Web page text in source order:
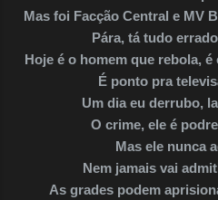
Mas foi Facção Central e MV
Pára, tá tudo
Hoje é o homem que rebola,
É ponto pra
Um dia eu derrubo,
O crime, ele é
Mas ele nunca
Nem jamais vai
As grades podem